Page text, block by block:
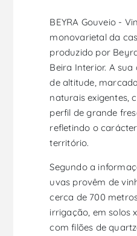
BEYRA Gouveio -
monovarietal da
produzido por
Beira Interior. A
de altitude,
naturais exigentes,
perfil de grande
refletindo o
território.
Segundo a
uvas provêm de
cerca de 700
irrigação, em solos
com filões de